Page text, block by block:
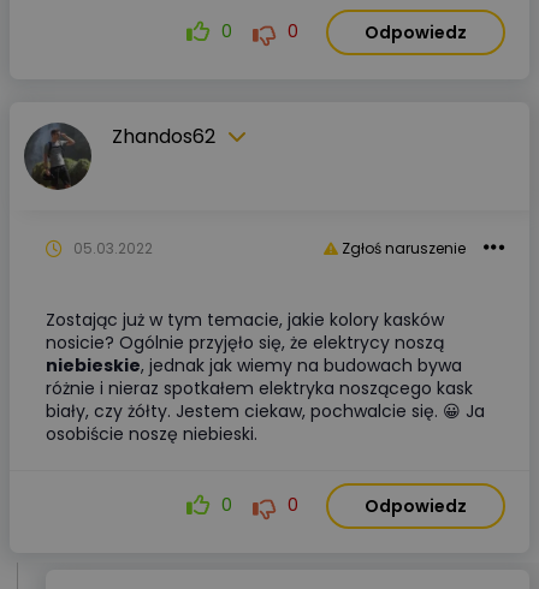
0 0 Odpowiedz
Zhandos62
Zgłoś naruszenie
05.03.2022
Zostając już w tym temacie, jakie kolory kasków
nosicie? Ogólnie przyjęło się, że elektrycy noszą
niebieskie, jednak jak wiemy na budowach bywa
różnie i nieraz spotkałem elektryka noszącego kask
biały, czy żółty. Jestem ciekaw, pochwalcie się. 😀 Ja
osobiście noszę niebieski.
0 0 Odpowiedz